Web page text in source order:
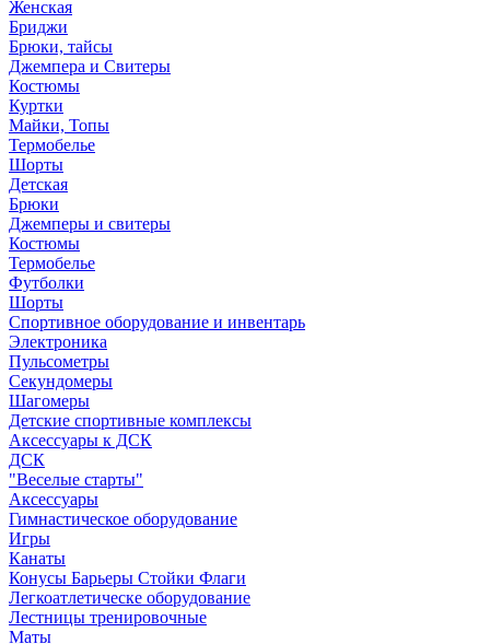
Женская
Бриджи
Брюки, тайсы
Джемпера и Свитеры
Костюмы
Куртки
Майки, Топы
Термобелье
Шорты
Детская
Брюки
Джемперы и свитеры
Костюмы
Термобелье
Футболки
Шорты
Спортивное оборудование и инвентарь
Электроника
Пульсометры
Секундомеры
Шагомеры
Детские спортивные комплексы
Аксессуары к ДСК
ДСК
"Веселые старты"
Аксессуары
Гимнастическое оборудование
Игры
Канаты
Конусы Барьеры Стойки Флаги
Легкоатлетическе оборудование
Лестницы тренировочные
Маты